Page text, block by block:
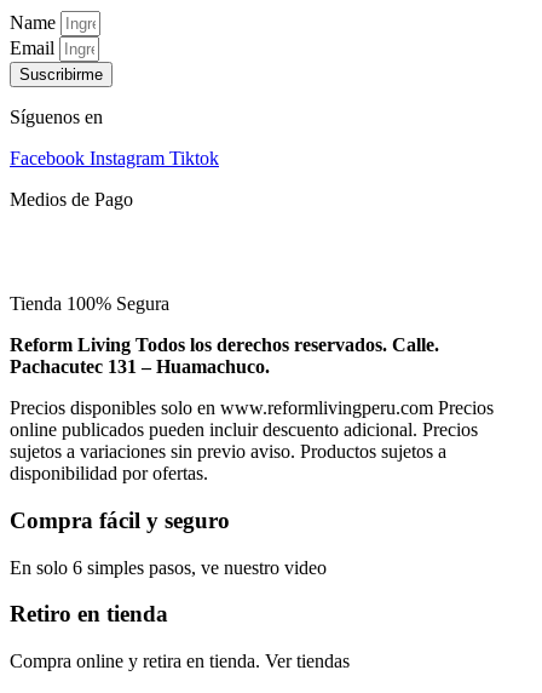
Name
Email
Suscribirme
Síguenos en
Facebook Instagram Tiktok
Medios de Pago
Tienda 100% Segura
Reform Living Todos los derechos reservados. Calle.
Pachacutec 131 – Huamachuco.
Precios disponibles solo en www.reformlivingperu.com Precios
online publicados pueden incluir descuento adicional. Precios
sujetos a variaciones sin previo aviso. Productos sujetos a
disponibilidad por ofertas.
Compra fácil y seguro
En solo 6 simples pasos, ve nuestro video
Retiro en tienda
Compra online y retira en tienda. Ver tiendas